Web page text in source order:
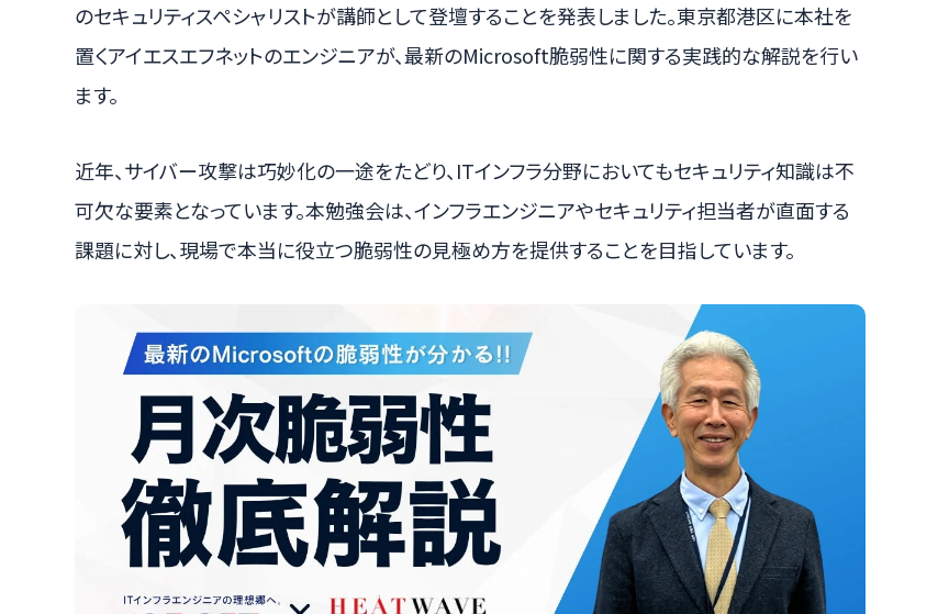
のセキュリティスペシャリストが講師として登壇することを発表しました。東京都港区に本社を
置くアイエスエフネットのエンジニアが、最新のMicrosoft脆弱性に関する実践的な解説を行い
ます。
近年、サイバー攻撃は巧妙化の一途をたどり、ITインフラ分野においてもセキュリティ知識は不
可欠な要素となっています。本勉強会は、インフラエンジニアやセキュリティ担当者が直面する
課題に対し、現場で本当に役立つ脆弱性の見極め方を提供することを目指しています。